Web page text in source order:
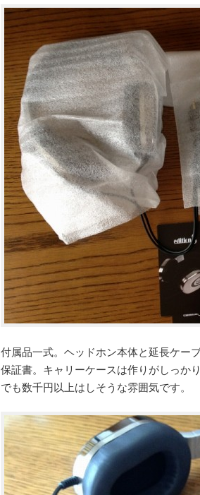
付属品一式。ヘッドホン本体と延長ケー
保証書。キャリーケースは作りがしっか
でも数千円以上はしそうな雰囲気です。